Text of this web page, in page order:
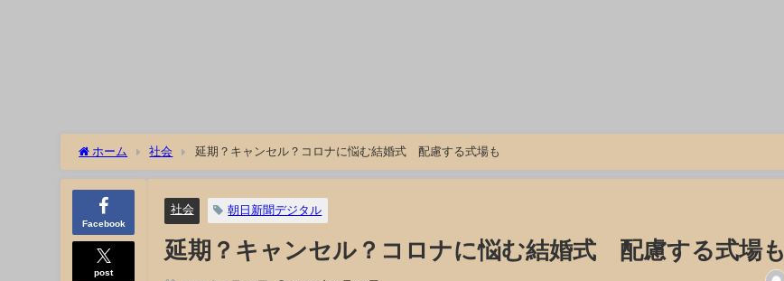
ホーム 社会 延期？キャンセル？コロナに悩む結婚式 配慮する式場も
Facebook
post
社会 朝日新聞デジタル
延期？キャンセル？コロナに悩む結婚式 配慮する式場も